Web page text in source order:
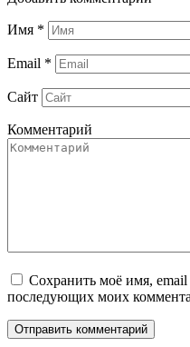
Имя *
Email *
Сайт
Комментарий
Сохранить моё имя, email
последующих моих